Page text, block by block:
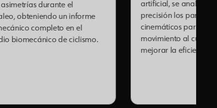
artificial, se analizan con gran
precisión los parámetros
cinemáticos para adaptar cada
movimiento al cuerpo del ciclista y
mejorar la eficiencia del pedaleo.